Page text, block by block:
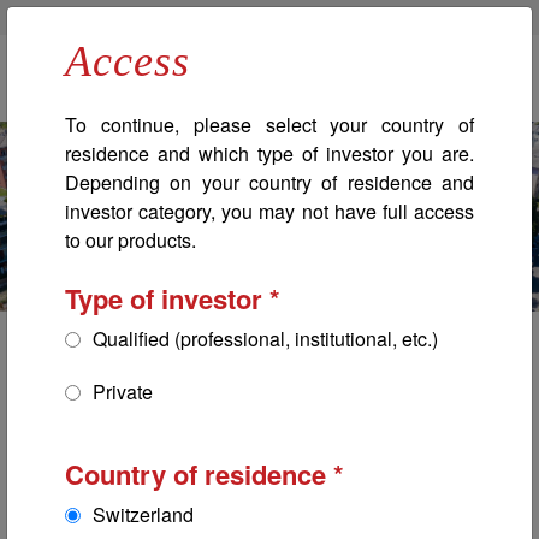
Evolution 2023
Access
To continue, please select your country of
residence and which type of investor you are.
Depending on your country of residence and
investor category, you may not have full access
to our products.
Type of investor
Qualified (professional, institutional, etc.)
Private
Country of residence
Switzerland